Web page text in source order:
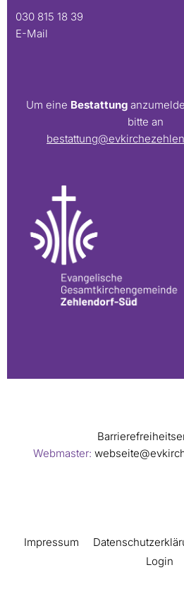
030 815 18 39
E-Mail
Um eine Bestattung
bitte an
Webmaster:
Impressum
Login